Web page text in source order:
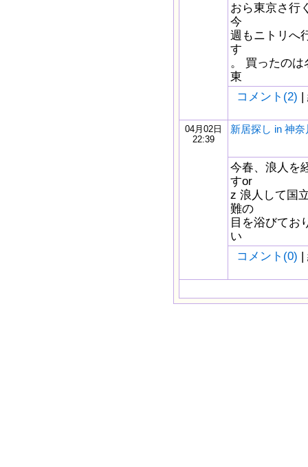
おら東京さ行
今
週もニトリへ
す
。 買ったの
東
コメント(2) |
04月02日
22:39
新居探し in 神
今春、浪人を
すor
z 浪人して国
難の
目を浴びてお
い
コメント(0) |